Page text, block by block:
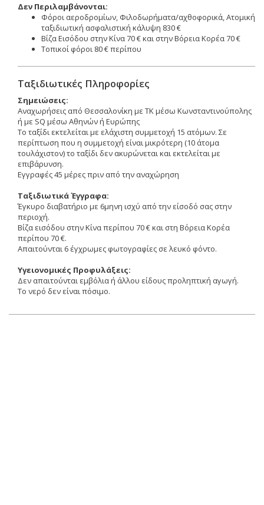
Δεν Περιλαμβάνονται:
Φόροι αεροδρομίων, Φιλοδωρήματα/αχθοφορικά, Ατομική
ταξιδιωτική ασφαλιστική κάλυψη 830 €
Βίζα Εισόδου στην Κίνα 70 € και στην Βόρεια Κορέα 70 €
Τοπικοί φόροι 80 € περίπου
Ταξιδιωτικές Πληροφορίες
Σημειώσεις:
Αναχωρήσεις από Θεσσαλονίκη με ΤΚ μέσω Κωνσταντινούπολης
ή με SQ μέσω Αθηνών ή Ευρώπης
Το ταξίδι εκτελείται με ελάχιστη συμμετοχή 15 ατόμων. Σε
περίπτωση που η συμμετοχή είναι μικρότερη (10 άτομα
τουλάχιστον) το ταξίδι δεν ακυρώνεται και εκτελείται με
επιβάρυνση.
Εγγραφές 45 μέρες πριν από την αναχώρηση
Ταξιδιωτικά Έγγραφα:
Έγκυρο διαβατήριο με 6μηνη ισχύ από την είσοδό σας στην
περιοχή.
Βίζα εισόδου στην Κίνα περίπου 70 € και στη Βόρεια Κορέα
περίπου 70 €.
Απαιτούνται 6 έγχρωμες φωτογραφίες σε λευκό φόντο.
Υγειονομικές Προφυλάξεις:
Δεν απαιτούνται εμβόλια ή άλλου είδους προληπτική αγωγή.
Tο νερό δεν είναι πόσιμο.